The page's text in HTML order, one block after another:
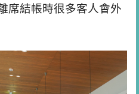
席結帳時很多客人會外